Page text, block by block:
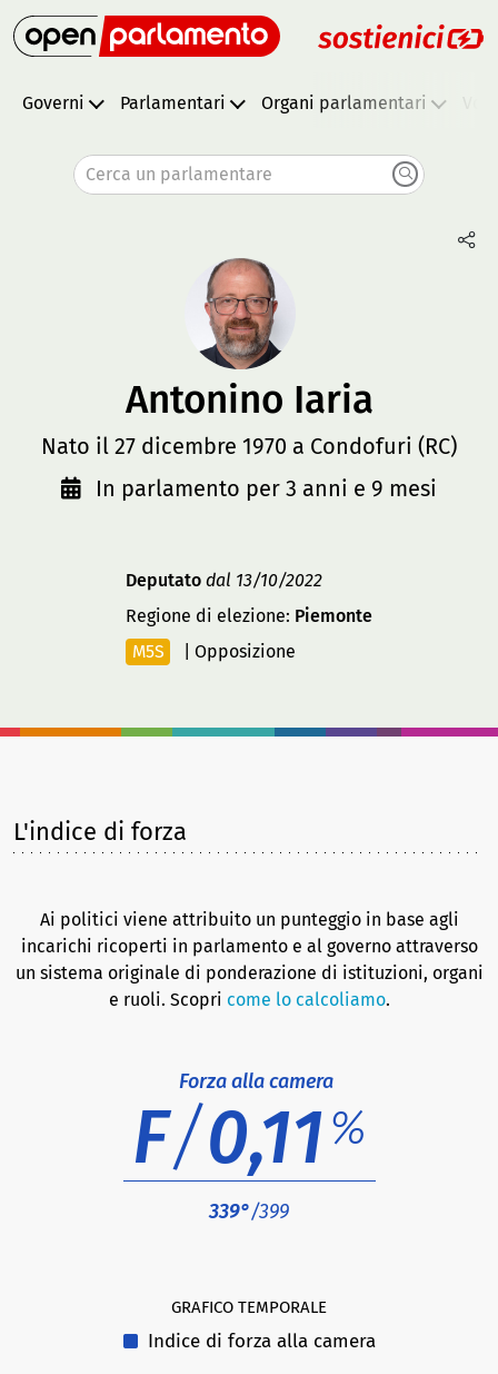
Governi Parlamentari Organi parlamentari
Cerca un parlamentare
Antonino Iaria
Nato il 27 dicembre 1970 a Condofuri (RC)
In parlamento per 3 anni e 9 mesi
Deputato dal 13/10/2022
Regione di elezione: Piemonte
M5S
|Opposizione
L'indice di forza
Ai politici viene attribuito un punteggio in base agli
incarichi ricoperti in parlamento e al governo attraverso
un sistema originale di ponderazione di istituzioni, organi
e ruoli. Scopri come lo calcoliamo.
Forza alla camera
F/0,11%
339°/399
GRAFICO TEMPORALE
Indice di forza alla camera